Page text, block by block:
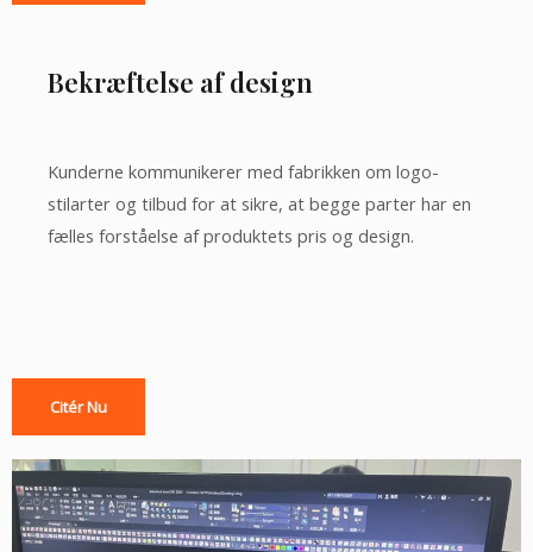
Bekræftelse af design
Kunderne kommunikerer med fabrikken om logo-
stilarter og tilbud for at sikre, at begge parter har en
fælles forståelse af produktets pris og design.
Citér Nu